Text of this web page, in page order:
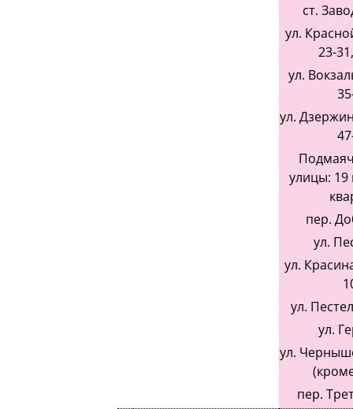
ст.
ул.
23-
ул.
ул.
улицы: 19
пер.
ул.
ул.
ул.
ул.
ул.
пер.